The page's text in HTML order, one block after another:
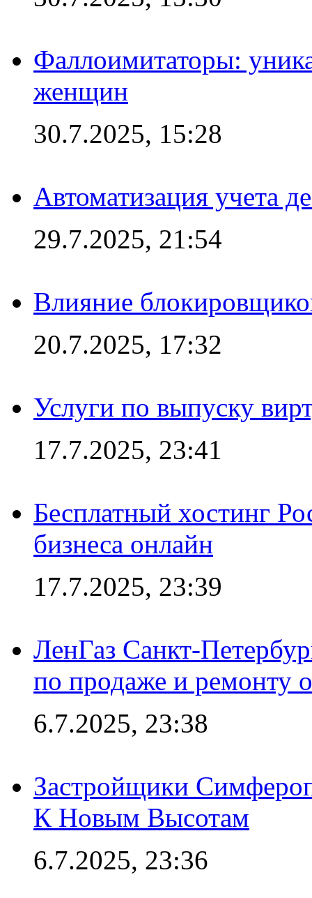
Фаллоимитаторы:
женщин
30.7.2025, 15:28
Автоматизация учета
29.7.2025, 21:54
Влияние
20.7.2025, 17:32
Услуги по выпуску
17.7.2025, 23:41
Бесплатный хостинг
бизнеса онлайн
17.7.2025, 23:39
ЛенГаз Санкт-
по продаже и ремонту
6.7.2025, 23:38
Застройщики
К Новым Высотам
6.7.2025, 23:36